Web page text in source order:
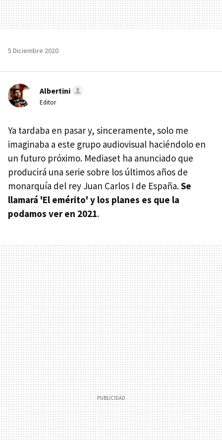
5 Diciembre 2020
Albertini
Editor
Ya tardaba en pasar y, sinceramente, solo me
imaginaba a este grupo audiovisual haciéndolo en
un futuro próximo. Mediaset ha anunciado que
producirá una serie sobre los últimos años de
monarquía del rey Juan Carlos I de España.Se
llamará 'El emérito' y los planes es que la
podamos ver en 2021.